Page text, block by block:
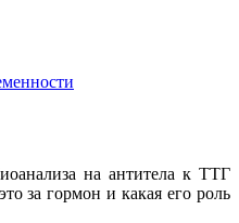
на антитела к ТТГ
за гормон и какая его роль